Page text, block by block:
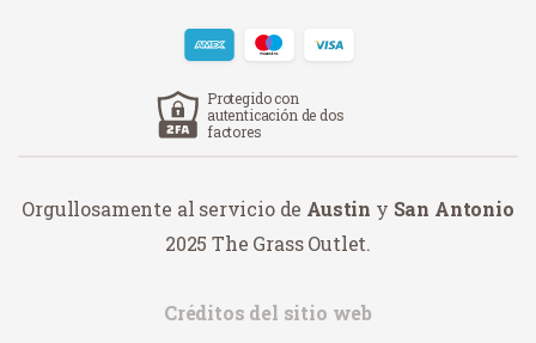
Protegido con
autenticación de dos
factores
Orgullosamente al servicio de Austin y San Antonio
2025 The Grass Outlet.
Créditos del sitio web